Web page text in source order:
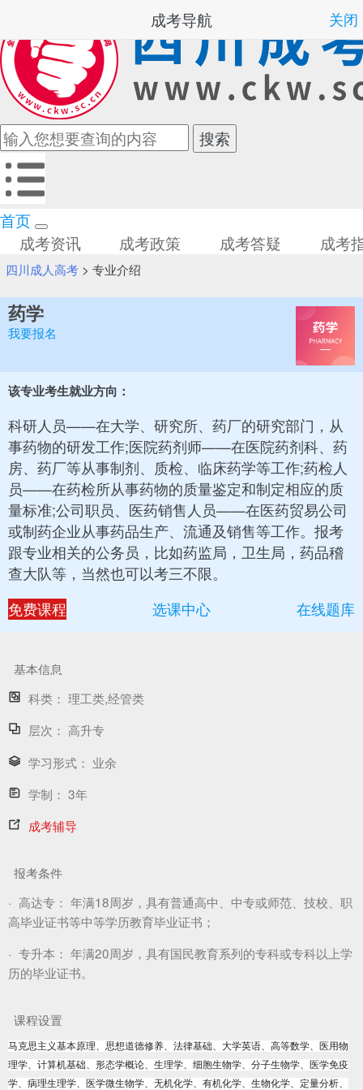
首页
成考资讯
成考政策 成考答疑 成考
四川成人高考> 专业介绍
药学
我要报名
该专业考生就业方向：
科研人员——在大学、研究所、药厂的研究部门，从
事药物的研发工作;医院药剂师——在医院药剂科、药
房、药厂等从事制剂、质检、临床药学等工作;药检人
员——在药检所从事药物的质量鉴定和制定相应的质
量标准;公司职员、医药销售人员——在医药贸易公司
或制药企业从事药品生产、流通及销售等工作。报考
跟专业相关的公务员，比如药监局，卫生局，药品稽
查大队等，当然也可以考三不限。
免费课程
选课中心 在线题库
基本信息
科类： 理工类,经管类
层次： 高升专
学习形式： 业余
学制： 3年
成考辅导
报考条件
· 高达专： 年满18周岁，具有普通高中、中专或师范、技校、职
高毕业证书等中等学历教育毕业证书；
· 专升本： 年满20周岁，具有国民教育系列的专科或专科以上学
历的毕业证书。
课程设置
马克思主义基本原理、思想道德修养、法律基础、大学英语、高等数学、医用物
理学、计算机基础、形态学概论、生理学、细胞生物学、分子生物学、医学免疫
学、病理生理学、医学微生物学、无机化学、有机化学、生物化学、定量分析、
成考导航 关闭